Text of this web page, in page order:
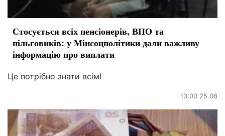
Стосується всіх пенсіонерів, ВПО та
пільговиків: у Мінсоцполітики дали важливу
інформацію про виплати
Це потрібно знати всім!
13:00 25.08